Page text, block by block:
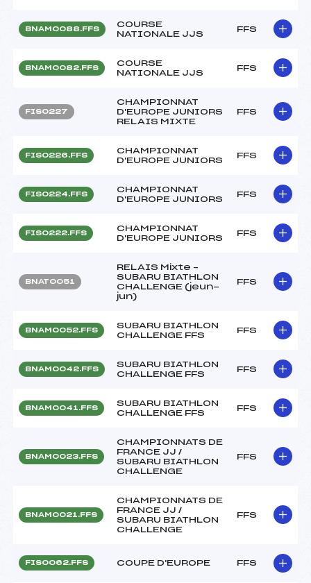
BNAM0088.FFS
COURSE
NATIONALE JJS
FFS
BNAM0082.FFS
COURSE
NATIONALE JJS
FFS
FIS0227
CHAMPIONNAT
D'EUROPE JUNIORS
RELAIS MIXTE
FFS
FIS0226.FFS
CHAMPIONNAT
D'EUROPE JUNIORS
FFS
FIS0224.FFS
CHAMPIONNAT
D'EUROPE JUNIORS
FFS
FIS0222.FFS
CHAMPIONNAT
D'EUROPE JUNIORS
FFS
BNAT0051
RELAIS Mixte –
SUBARU BIATHLON
CHALLENGE (jeun-
jun)
FFS
BNAM0052.FFS
SUBARU BIATHLON
CHALLENGE FFS
FFS
BNAM0042.FFS
SUBARU BIATHLON
CHALLENGE FFS
FFS
BNAM0041.FFS
SUBARU BIATHLON
CHALLENGE FFS
FFS
BNAM0023.FFS
CHAMPIONNATS DE
FRANCE JJ /
SUBARU BIATHLON
CHALLENGE
FFS
BNAM0021.FFS
CHAMPIONNATS DE
FRANCE JJ /
SUBARU BIATHLON
CHALLENGE
FFS
FIS0062.FFS COUPE D'EUROPE FFS